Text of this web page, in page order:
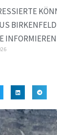
INFORMIEREN